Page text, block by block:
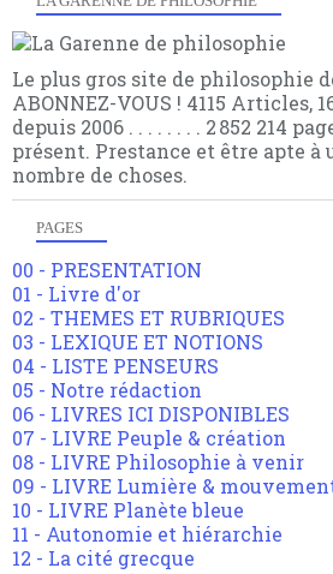
Le plus gros site de philosophie
ABONNEZ-VOUS ! 4115 Articles,
depuis 2006 . . . . . . . . 2 852 214
présent. Prestance et être apte à
nombre de choses.
PAGES
00 - PRESENTATION
01 - Livre d'or
02 - THEMES ET RUBRIQUES
03 - LEXIQUE ET NOTIONS
04 - LISTE PENSEURS
05 - Notre rédaction
06 - LIVRES ICI DISPONIBLES
07 - LIVRE Peuple & création
08 - LIVRE Philosophie à venir
09 - LIVRE Lumière &
10 - LIVRE Planète bleue
11 - Autonomie et hiérarchie
12 - La cité grecque